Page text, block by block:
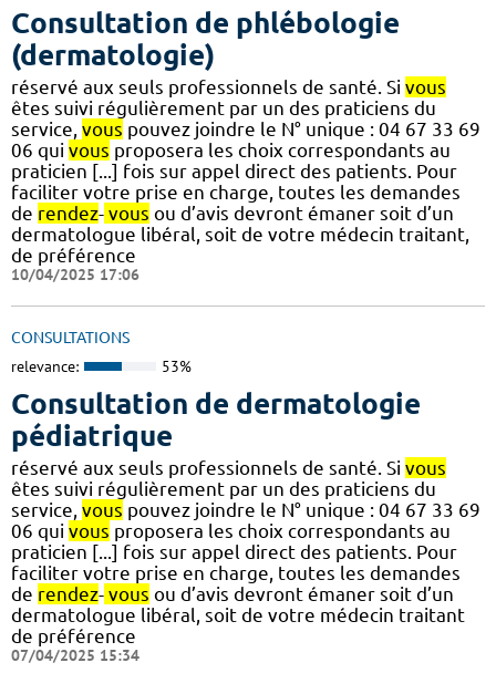
Consultation de phlébologie
(dermatologie)
réservé aux seuls professionnels de santé. Si vous
êtes suivi régulièrement par un des praticiens du
service, vous pouvez joindre le N° unique : 04 67 33 69
06 qui vous proposera les choix correspondants au
praticien [...] fois sur appel direct des patients. Pour
faciliter votre prise en charge, toutes les demandes
de rendez- vous ou d’avis devront émaner soit d’un
dermatologue libéral, soit de votre médecin traitant,
de préférence
10/04/2025 17:06
CONSULTATIONS
relevance: 53%
Consultation de dermatologie
pédiatrique
réservé aux seuls professionnels de santé. Si vous
êtes suivi régulièrement par un des praticiens du
service, vous pouvez joindre le N° unique : 04 67 33 69
06 qui vous proposera les choix correspondants au
praticien [...] fois sur appel direct des patients. Pour
faciliter votre prise en charge, toutes les demandes
de rendez- vous ou d’avis devront émaner soit d’un
dermatologue libéral, soit de votre médecin traitant
de préférence
07/04/2025 15:34